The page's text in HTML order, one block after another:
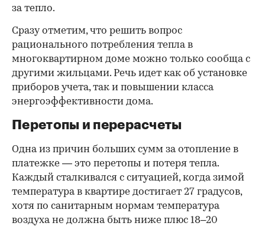
за тепло.
Сразу отметим, что решить вопрос
рационального потребления тепла в
многоквартирном доме можно только сообща с
другими жильцами. Речь идет как об установке
приборов учета, так и повышении класса
энергоэффективности дома.
Перетопы и перерасчеты
Одна из причин больших сумм за отопление в
платежке — это перетопы и потеря тепла.
Каждый сталкивался с ситуацией, когда зимой
температура в квартире достигает 27 градусов,
хотя по санитарным нормам температура
воздуха не должна быть ниже плюс 18–20